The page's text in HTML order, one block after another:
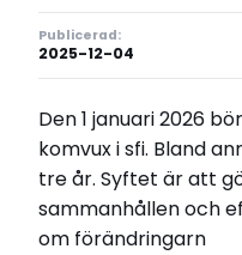
Publicerad:
2025-12-04
Den 1 januari 2026
komvux i sfi. Bland
tre år. Syftet är att
sammanhållen och
om förändringarn